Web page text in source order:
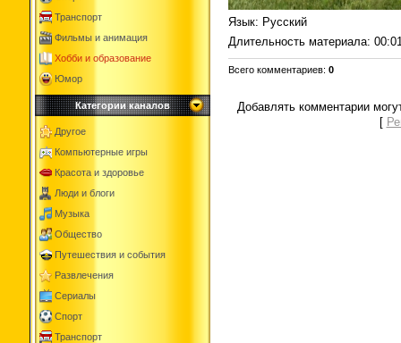
Транспорт
Фильмы и анимация
Хобби и образование
Юмор
Категории каналов
Другое
Компьютерные игры
Красота и здоровье
Люди и блоги
Музыка
Общество
Путешествия и события
Развлечения
Сериалы
Спорт
Транспорт
Язык: Русский
Длительность материала:
Всего комментариев: 0
Добавлять комментарии
[